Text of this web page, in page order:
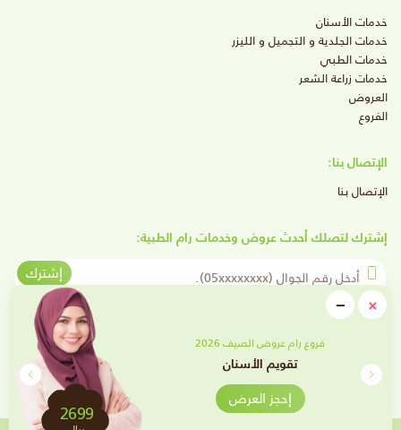
×
close−
Minimize
2699
فروع رام عروض الصيف 2026
تقويم الأسنان
إحجز العرض
خدمات الأسنان
خدمات الجلدية و التجميل و الليزر
خدمات الطبي
خدمات زراعة الشعر
العروض
الفروع
الإتصال بنا:
الإتصال بنا
إشترك لتصلك أحدث عروض وخدمات رام الطبية:
أدخل رقم الجوال
إشترك